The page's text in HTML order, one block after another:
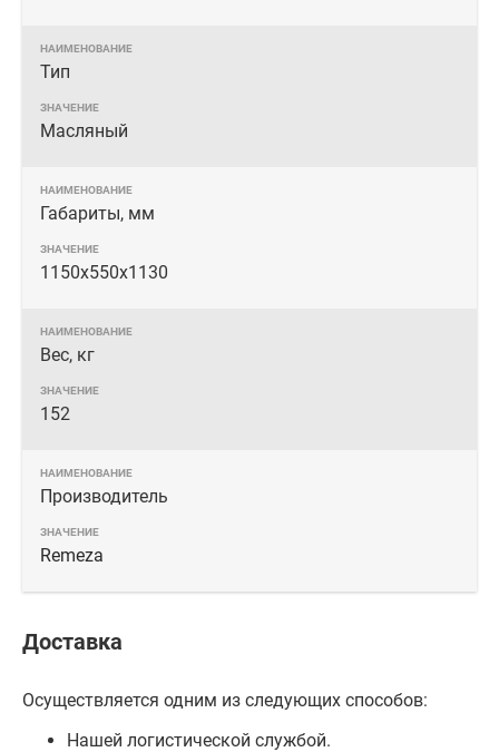
Тип
Масляный
Габариты, мм
1150x550x1130
Вес, кг
152
Производитель
Remeza
Доставка
Осуществляется одним из следующих способов:
Нашей логистической службой.